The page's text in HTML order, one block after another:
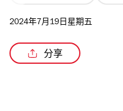
2024年7月19日星期五
分享